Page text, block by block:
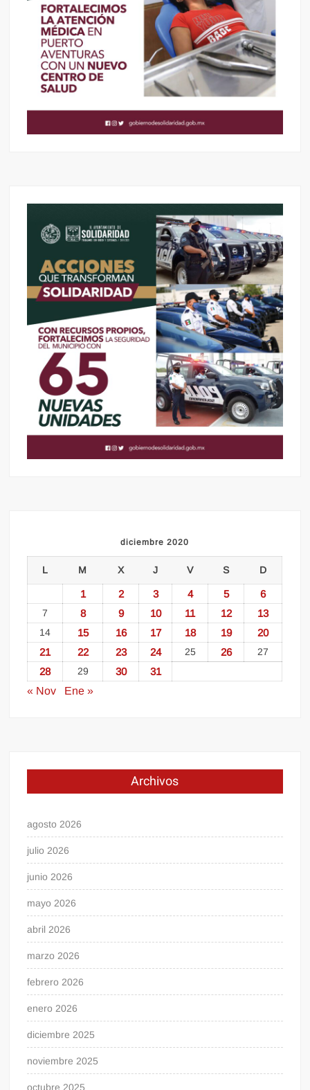
diciembre 2020
L M X J V S D
1 2 3 4 5 6
7 8 9 10 11 12 13
14 15 16 17 18 19
20
21
22 23 24 25 26 27
28 29 30
31
« Nov
Ene »
Archivos
agosto 2026
julio 2026
junio 2026
mayo 2026
abril 2026
marzo 2026
febrero 2026
enero 2026
diciembre 2025
noviembre 2025
octubre 2025